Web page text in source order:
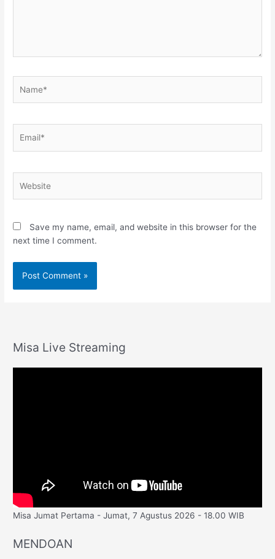
Save my name, email, and website in this browser for the
next time I comment.
Misa Live Streaming
Misa Jumat Pertama - Jumat, 7 Agustus 2026 - 18.00 WIB
MENDOAN